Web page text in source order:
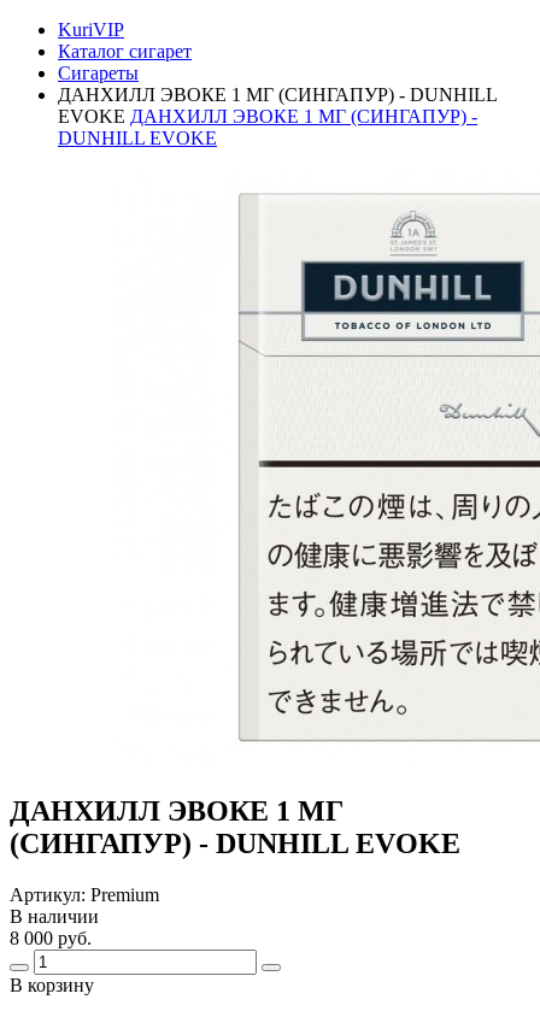
KuriVIP
Каталог сигарет
Сигареты
ДАНХИЛЛ ЭВОКЕ 1 МГ (СИНГАПУР) - DUNHILL
EVOKE ДАНХИЛЛ ЭВОКЕ 1 МГ (СИНГАПУР) -
DUNHILL EVOKE
ДАНХИЛЛ ЭВОКЕ 1 МГ
(СИНГАПУР) - DUNHILL EVOKE
Артикул: Premium
В наличии
8 000 руб.
В корзину